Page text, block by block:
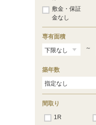
敷金・保証
金なし
専有面積
～
築年数
間取り
1R